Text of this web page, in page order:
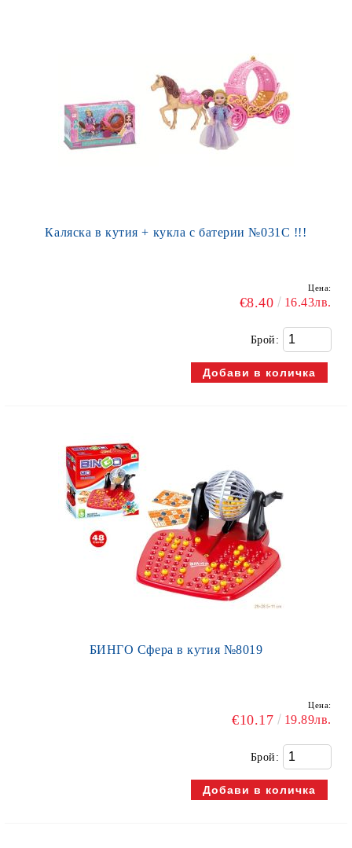
Каляска в кутия + кукла с батерии №031С !!!
Цена:
€8.40 16.43лв.
Брой:
БИНГО Сфера в кутия №8019
Цена:
€10.17 19.89лв.
Брой: